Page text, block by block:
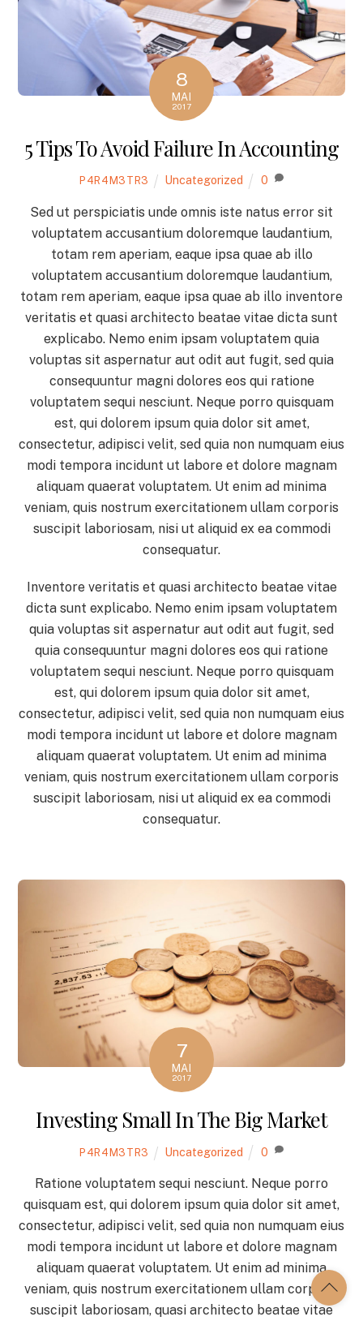
8
MAI
2017
5 Tips To Avoid Failure In Accounting
P4R4M3TR3 Uncategorized 0
Sed ut perspiciatis unde omnis iste natus error sit
voluptatem accusantium doloremque laudantium,
totam rem aperiam, eaque ipsa quae ab illo
voluptatem accusantium doloremque laudantium,
totam rem aperiam, eaque ipsa quae ab illo inventore
veritatis et quasi architecto beatae vitae dicta sunt
explicabo. Nemo enim ipsam voluptatem quia
voluptas sit aspernatur aut odit aut fugit, sed quia
consequuntur magni dolores eos qui ratione
voluptatem sequi nesciunt. Neque porro quisquam
est, qui dolorem ipsum quia dolor sit amet,
consectetur, adipisci velit, sed quia non numquam eius
modi tempora incidunt ut labore et dolore magnam
aliquam quaerat voluptatem. Ut enim ad minima
veniam, quis nostrum exercitationem ullam corporis
suscipit laboriosam, nisi ut aliquid ex ea commodi
consequatur.
Inventore veritatis et quasi architecto beatae vitae
dicta sunt explicabo. Nemo enim ipsam voluptatem
quia voluptas sit aspernatur aut odit aut fugit, sed
quia consequuntur magni dolores eos qui ratione
voluptatem sequi nesciunt. Neque porro quisquam
est, qui dolorem ipsum quia dolor sit amet,
consectetur, adipisci velit, sed quia non numquam eius
modi tempora incidunt ut labore et dolore magnam
aliquam quaerat voluptatem. Ut enim ad minima
veniam, quis nostrum exercitationem ullam corporis
suscipit laboriosam, nisi ut aliquid ex ea commodi
consequatur.
7
MAI
2017
Investing Small In The Big Market
P4R4M3TR3 Uncategorized 0
Ratione voluptatem sequi nesciunt. Neque porro
quisquam est, qui dolorem ipsum quia dolor sit amet,
consectetur, adipisci velit, sed quia non numquam eius
modi tempora incidunt ut labore et dolore magnam
aliquam quaerat voluptatem. Ut enim ad minima
veniam, quis nostrum exercitationem ullam corporis
suscipit laboriosam, quasi architecto beatae vitae